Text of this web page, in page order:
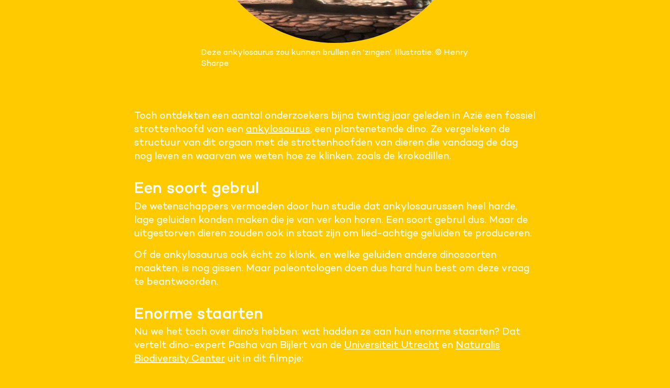
Deze ankylosaurus zou kunnen brullen én 'zingen'. Illustratie: © Henry
Sharpe
Toch ontdekten een aantal onderzoekers bijna twintig jaar geleden in Azië een fossiel
strottenhoofd van een ankylosaurus, een plantenetende dino. Ze vergeleken de
structuur van dit orgaan met de strottenhoofden van dieren die vandaag de dag
nog leven en waarvan we weten hoe ze klinken, zoals de krokodillen.
Een soort gebrul
De wetenschappers vermoeden door hun studie dat ankylosaurussen heel harde,
lage geluiden konden maken die je van ver kon horen. Een soort gebrul dus. Maar de
uitgestorven dieren zouden ook in staat zijn om lied-achtige geluiden te produceren.
Of de ankylosaurus ook écht zo klonk, en welke geluiden andere dinosoorten
maakten, is nog gissen. Maar paleontologen doen dus hard hun best om deze vraag
te beantwoorden.
Enorme staarten
Nu we het toch over dino's hebben: wat hadden ze aan hun enorme staarten? Dat
vertelt dino-expert Pasha van Bijlert van de Universiteit Utrechten Naturalis
Biodiversity Centeruit in dit filmpje: